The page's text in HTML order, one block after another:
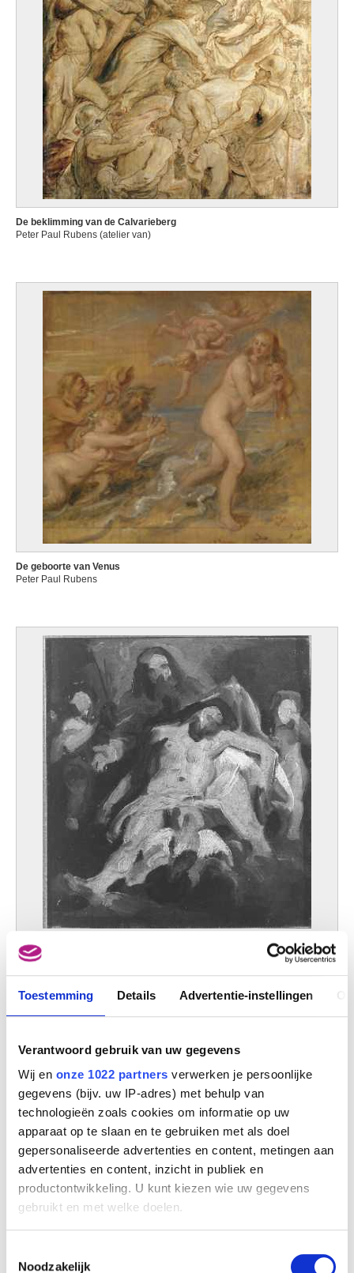
Toestemming Details Advertentie-instellingen
Verantwoord gebruik van uw gegevens
Wij en onze 1022 partners verwerken je persoonlijke
gegevens (bijv. uw IP-adres) met behulp van
technologieën zoals cookies om informatie op uw
apparaat op te slaan en te gebruiken met als doel
gepersonaliseerde advertenties en content, metingen aan
advertenties en content, inzicht in publiek en
productontwikkeling. U kunt kiezen wie uw gegevens
gebruikt en met welke doelen.
Informatie verzamelen over uw geografische
Noodzakelijk
De beklimming van de Calvarieberg
Peter Paul Rubens (atelier van)
De geboorte van Venus
Peter Paul Rubens
De Heilige Drievuldigheid
Antoine Wiertz (naar Peter Paul Rubens)